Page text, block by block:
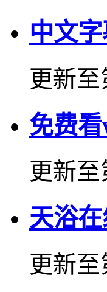
中文
更新至
免费
更新至
天浴
更新至